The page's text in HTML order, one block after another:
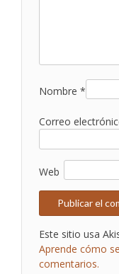
Nombre *
Correo
Web
Este sitio usa
Aprende cómo
comentarios.